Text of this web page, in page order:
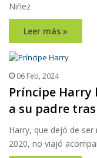
Niñez
Leer más »
06 Feb, 2024
Príncipe Harry
a su padre
Harry, que dejó de
2020, no viajó